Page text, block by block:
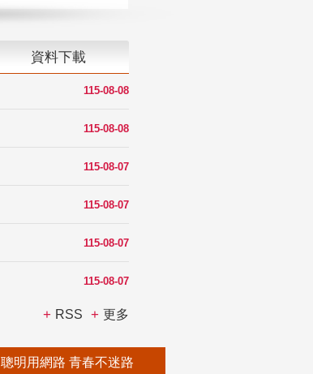
資料下載
115-08-08
115-08-08
115-08-07
115-08-07
115-08-07
115-08-07
RSS 更多
聰明用網路 青春不迷路